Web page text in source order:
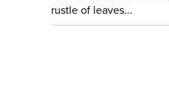
rustle of leaves...